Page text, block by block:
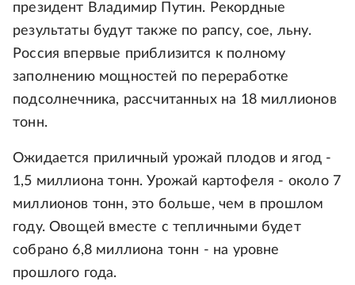
президент Владимир Путин. Рекордные
результаты будут также по рапсу, сое, льну.
Россия впервые приблизится к полному
заполнению мощностей по переработке
подсолнечника, рассчитанных на 18 миллионов
тонн.
Ожидается приличный урожай плодов и ягод -
1,5 миллиона тонн. Урожай картофеля - около 7
миллионов тонн, это больше, чем в прошлом
году. Овощей вместе с тепличными будет
собрано 6,8 миллиона тонн - на уровне
прошлого года.